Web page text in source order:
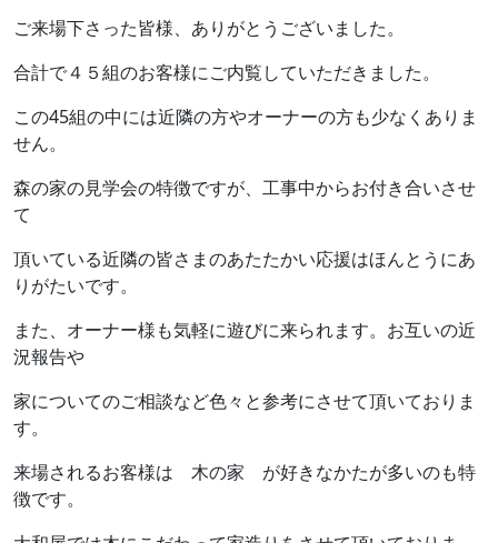
ご来場下さった皆様、ありがとうございました。
合計で４５組のお客様にご内覧していただきました。
この45組の中には近隣の方やオーナーの方も少なくありま
せん。
森の家の見学会の特徴ですが、工事中からお付き合いさせ
て
頂いている近隣の皆さまのあたたかい応援はほんとうにあ
りがたいです。
また、オーナー様も気軽に遊びに来られます。お互いの近
況報告や
家についてのご相談など色々と参考にさせて頂いておりま
す。
来場されるお客様は 木の家 が好きなかたが多いのも特
徴です。